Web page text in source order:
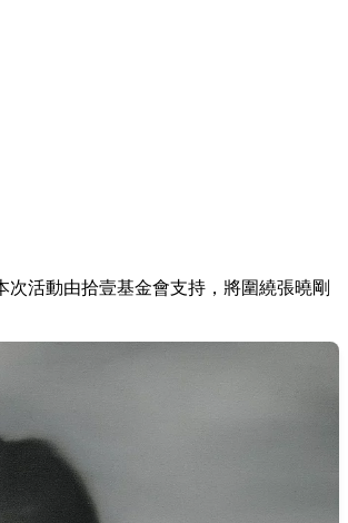
活動由拾壹基金會支持，將圍繞張曉剛